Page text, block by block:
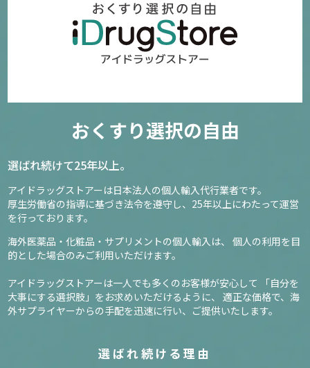
おくすり選択の自由
選ばれ続けて25年以上。
アイドラッグストアーは日本法人の個人輸入代行業者です。
厚生労働省の指導に基づき法令を遵守し、 25年以上にわたって運営
を行っております。
海外医薬品・化粧品・サプリメントの個人輸入は、
個人の利用を目
的とした場合のみご利用いただけます。
アイドラッグストアーは一人でも多くのお客様が安心して
「自分を
大事にする選択肢」をお求めいただけるように、
適正な価格で、海
外サプライヤーからの手配を迅速に行い、ご提供いたします。
選ばれ続ける理由